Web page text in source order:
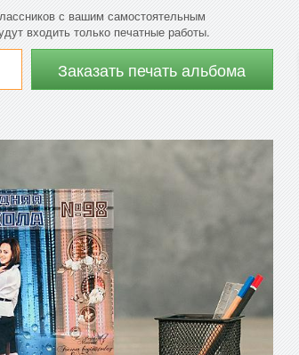
с вашим самостоятельным
входить только печатные работы.
Заказать печать альбома